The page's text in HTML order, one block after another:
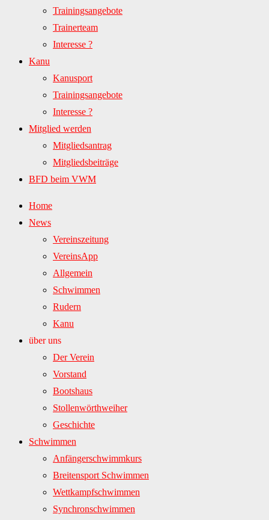
Trainingsangebote
Trainerteam
Interesse ?
Kanu
Kanusport
Trainingsangebote
Interesse ?
Mitglied werden
Mitgliedsantrag
Mitgliedsbeiträge
BFD beim VWM
Home
News
Vereinszeitung
VereinsApp
Allgemein
Schwimmen
Rudern
Kanu
über uns
Der Verein
Vorstand
Bootshaus
Stollenwörthweiher
Geschichte
Schwimmen
Anfängerschwimmkurs
Breitensport Schwimmen
Wettkampfschwimmen
Synchronschwimmen